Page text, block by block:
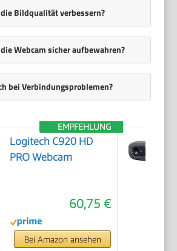
Bildqualität verbessern?
Webcam sicher aufbewahren?
bei Verbindungsproblemen?
EMPFEHLUNG
Logitech C920 HD
PRO Webcam
60,75 €
Bei Amazon ansehen